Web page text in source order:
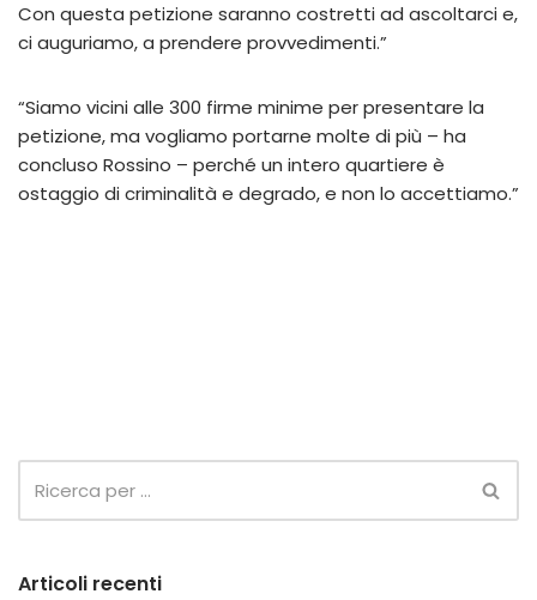
Con questa petizione saranno costretti ad ascoltarci e,
ci auguriamo, a prendere provvedimenti.”
“Siamo vicini alle 300 firme minime per presentare la
petizione, ma vogliamo portarne molte di più – ha
concluso Rossino – perché un intero quartiere è
ostaggio di criminalità e degrado, e non lo accettiamo.”
Articoli recenti